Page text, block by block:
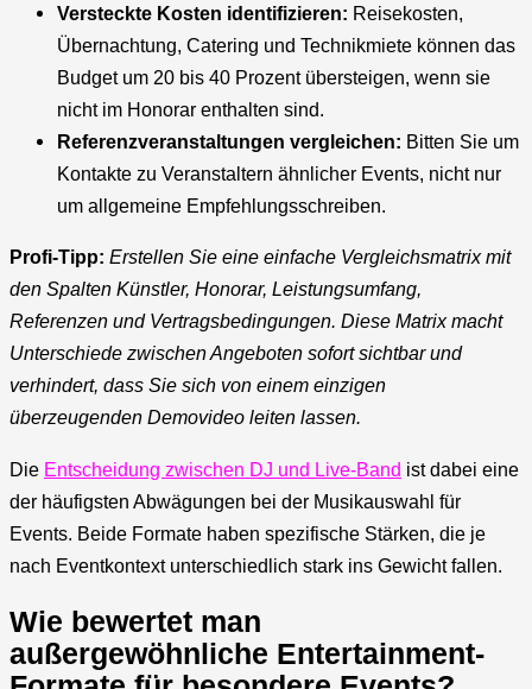
Versteckte Kosten identifizieren: Reisekosten,
Übernachtung, Catering und Technikmiete können das
Budget um 20 bis 40 Prozent übersteigen, wenn sie
nicht im Honorar enthalten sind.
Referenzveranstaltungen vergleichen: Bitten Sie um
Kontakte zu Veranstaltern ähnlicher Events, nicht nur
um allgemeine Empfehlungsschreiben.
Profi-Tipp: Erstellen Sie eine einfache Vergleichsmatrix mit
den Spalten Künstler, Honorar, Leistungsumfang,
Referenzen und Vertragsbedingungen. Diese Matrix macht
Unterschiede zwischen Angeboten sofort sichtbar und
verhindert, dass Sie sich von einem einzigen
überzeugenden Demovideo leiten lassen.
Die Entscheidung zwischen DJ und Live-Band ist dabei eine
der häufigsten Abwägungen bei der Musikauswahl für
Events. Beide Formate haben spezifische Stärken, die je
nach Eventkontext unterschiedlich stark ins Gewicht fallen.
Wie bewertet man
außergewöhnliche Entertainment-